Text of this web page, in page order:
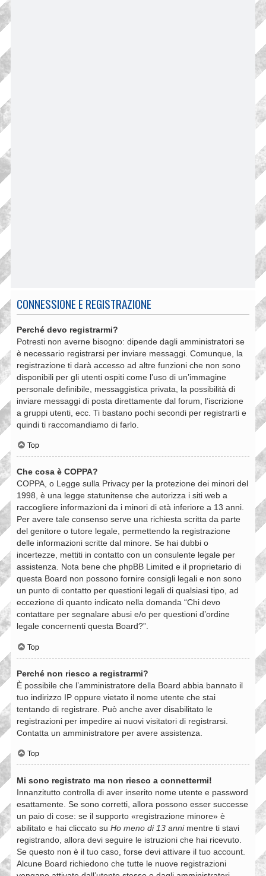
CONNESSIONE E REGISTRAZIONE
Perché devo registrarmi?
Potresti non averne bisogno: dipende dagli amministratori se
è necessario registrarsi per inviare messaggi. Comunque, la
registrazione ti darà accesso ad altre funzioni che non sono
disponibili per gli utenti ospiti come l’uso di un’immagine
personale definibile, messaggistica privata, la possibilità di
inviare messaggi di posta direttamente dal forum, l’iscrizione
a gruppi utenti, ecc. Ti bastano pochi secondi per registrarti e
quindi ti raccomandiamo di farlo.
Top
Che cosa è COPPA?
COPPA, o Legge sulla Privacy per la protezione dei minori del
1998, è una legge statunitense che autorizza i siti web a
raccogliere informazioni da i minori di età inferiore a 13 anni.
Per avere tale consenso serve una richiesta scritta da parte
del genitore o tutore legale, permettendo la registrazione
delle informazioni scritte dal minore. Se hai dubbi o
incertezze, mettiti in contatto con un consulente legale per
assistenza. Nota bene che phpBB Limited e il proprietario di
questa Board non possono fornire consigli legali e non sono
un punto di contatto per questioni legali di qualsiasi tipo, ad
eccezione di quanto indicato nella domanda “Chi devo
contattare per segnalare abusi e/o per questioni d’ordine
legale concernenti questa Board?”.
Top
Perché non riesco a registrarmi?
È possibile che l’amministratore della Board abbia bannato il
tuo indirizzo IP oppure vietato il nome utente che stai
tentando di registrare. Può anche aver disabilitato le
registrazioni per impedire ai nuovi visitatori di registrarsi.
Contatta un amministratore per avere assistenza.
Top
Mi sono registrato ma non riesco a connettermi!
Innanzitutto controlla di aver inserito nome utente e password
esattamente. Se sono corretti, allora possono esser successe
un paio di cose: se il supporto «registrazione minore» è
abilitato e hai cliccato su Ho meno di 13 annimentre ti stavi
registrando, allora devi seguire le istruzioni che hai ricevuto.
Se questo non è il tuo caso, forse devi attivare il tuo account.
Alcune Board richiedono che tutte le nuove registrazioni